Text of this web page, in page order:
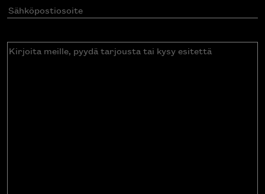
Sähköpostiosoite(Pakollinen)
Kirjoita